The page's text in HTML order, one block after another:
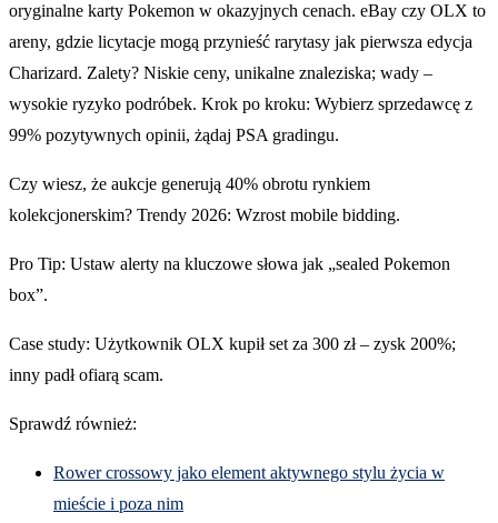
oryginalne karty Pokemon w okazyjnych cenach. eBay czy OLX to
areny, gdzie licytacje mogą przynieść rarytasy jak pierwsza edycja
Charizard. Zalety? Niskie ceny, unikalne znaleziska; wady –
wysokie ryzyko podróbek. Krok po kroku: Wybierz sprzedawcę z
99% pozytywnych opinii, żądaj PSA gradingu.
Czy wiesz, że aukcje generują 40% obrotu rynkiem
kolekcjonerskim? Trendy 2026: Wzrost mobile bidding.
Pro Tip: Ustaw alerty na kluczowe słowa jak „sealed Pokemon
box”.
Case study: Użytkownik OLX kupił set za 300 zł – zysk 200%;
inny padł ofiarą scam.
Sprawdź również:
Rower crossowy jako element aktywnego stylu życia w
mieście i poza nim